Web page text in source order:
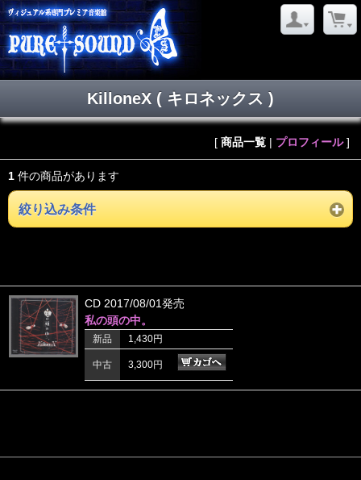
KilloneX ( キロネックス )
[ 商品一覧 | プロフィール]
1 件の商品があります
絞り込み条件
CD 2017/08/01発売
私の頭の中。
新品 1,430円
中古 3,300円